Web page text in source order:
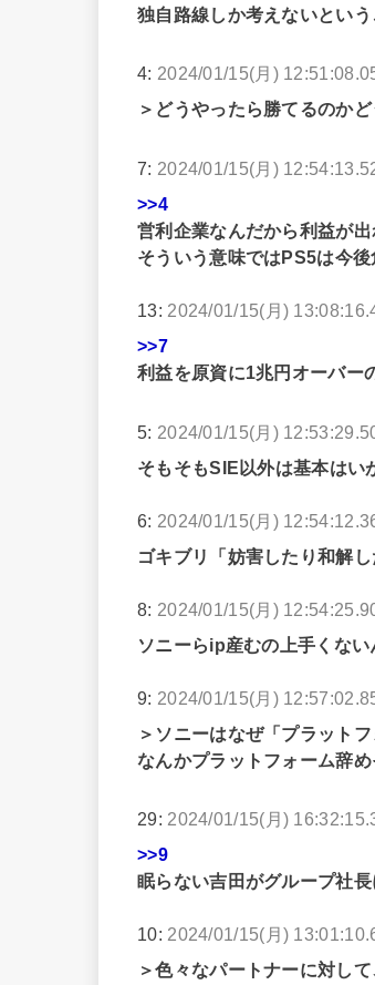
独自路線しか考えないとい
4: 2024/01/15(月)
＞どうやったら勝てるのか
7: 2024/01/15(月)
>>4
営利企業なんだから利益が出
そういう意味ではPS5は今後
13: 2024/01/15(月)
>>7
利益を原資に1兆円オーバー
5: 2024/01/15(月)
そもそもSIE以外は基本はい
6: 2024/01/15(月)
ゴキブリ「妨害したり和解
8: 2024/01/15(月)
ソニーらip産むの上手くな
9: 2024/01/15(月)
＞ソニーはなぜ「プラット
なんかプラットフォーム辞
29: 2024/01/15(月)
>>9
眠らない吉田がグループ社
10: 2024/01/15(月)
＞色々なパートナーに対し